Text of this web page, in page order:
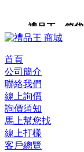
禮品王 箱袋
卡,企業禮品,
首頁
公司簡介
聯絡我們
線上詢價
詢價須知
馬上幫您找
線上打樣
客戶總覽